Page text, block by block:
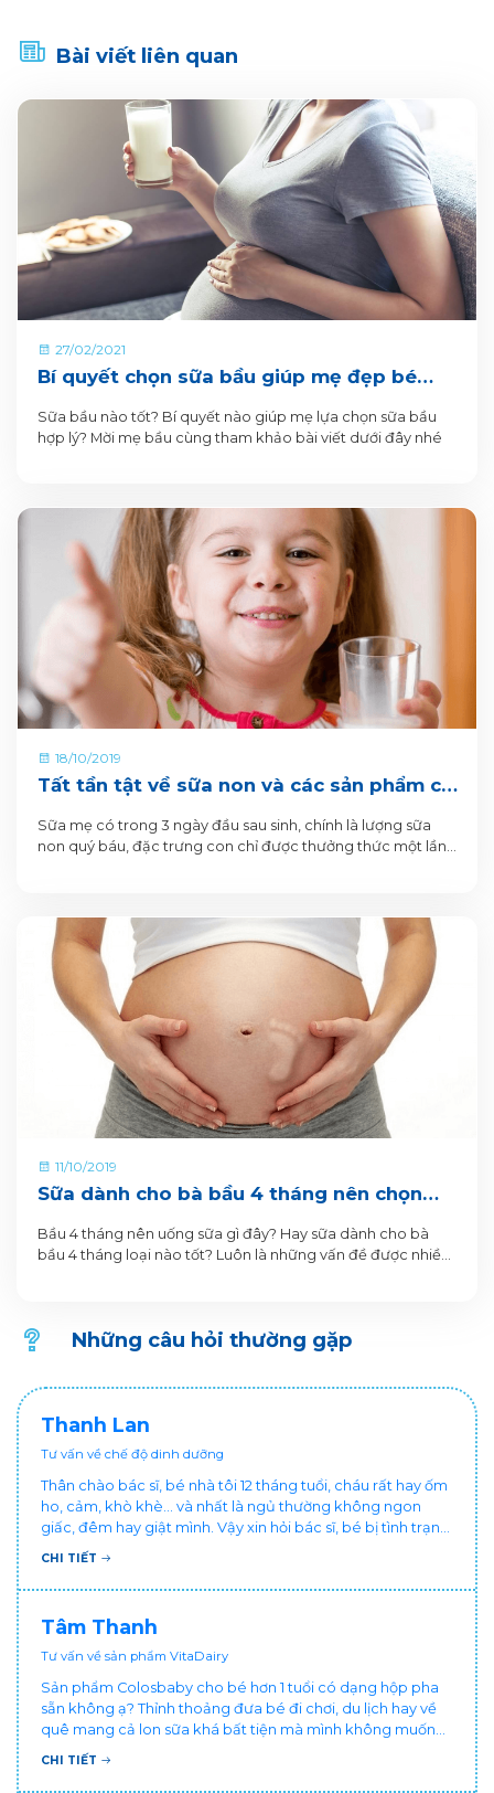
Bài viết liên quan
27/02/2021
Bí quyết chọn sữa bầu giúp mẹ đẹp bé
Sữa bầu nào tốt? Bí quyết nào giúp mẹ lựa chọn sữa bầu
hợp lý? Mời mẹ bầu cùng tham khảo bài viết dưới đây nhé
18/10/2019
Tất tần tật về sữa non và các sản phẩm có
chứa sữa non của VitaDairy
Sữa mẹ có trong 3 ngày đầu sau sinh, chính là lượng sữa
non quý báu, đặc trưng con chỉ được thưởng thức một lần.
11/10/2019
Sữa dành cho bà bầu 4 tháng nên chọn
loại nào?
Bầu 4 tháng nên uống sữa gì đây? Hay sữa dành cho bà
bầu 4 tháng loại nào tốt? Luôn là những vấn đề được nhiều
Những câu hỏi thường gặp
Thanh Lan
Tư vấn về chế độ dinh dưỡng
Thân chào bác sĩ, bé nhà tôi 12 tháng tuổi, cháu rất hay ốm
ho, cảm, khò khè... và nhất là ngủ thường không ngon
giấc, đêm hay giật mình. Vậy xin hỏi bác sĩ, bé bị tình trạng
vậy nên làm sao để con khỏe mạnh và ngủ ngon giấc hơn
chăm cháu hay ốm ạ?. Cảm ơn bác sĩ.
CHI TIẾT
Tâm Thanh
Tư vấn về sản phẩm VitaDairy
Sản phẩm Colosbaby cho bé hơn 1 tuổi có dạng hộp pha
sẵn không ạ? Thỉnh thoảng đưa bé đi chơi, du lịch hay về
quê mang cả lon sữa khá bất tiện mà mình không muốn
đổi cho bé dùng sữa tươi hộp khác sợ bé nạ sữa ảnh
CHI TIẾT